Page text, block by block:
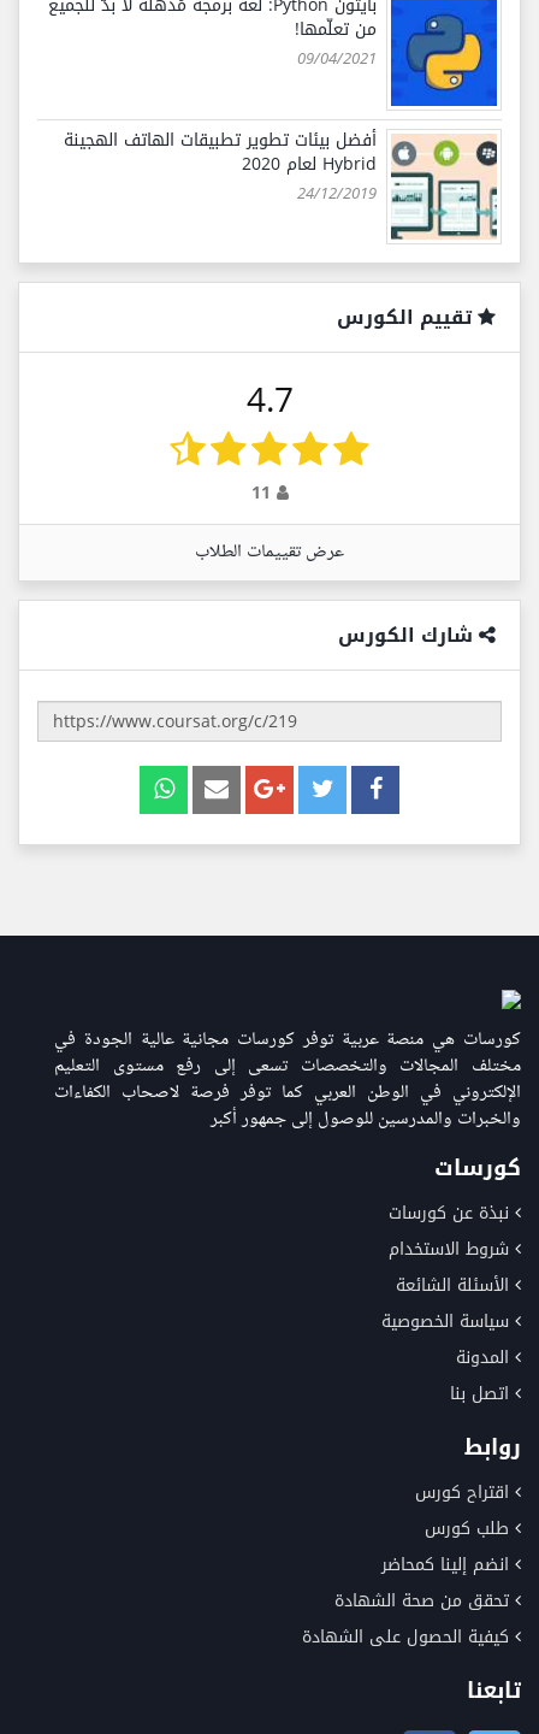
من تعلّمها!
09/04/2021
أفضل بيئات تطوير تطبيقات الهاتف الهجينة
Hybrid لعام 2020
24/12/2019
تقييم الكورس
4.7
عرض تقييمات الطلاب
شارك الكورس
كورسات هي منصة عربية توفر كورسات مجانية عالية الجودة في
مختلف المجالات والتخصصات تسعى إلى رفع مستوى التعليم
الإلكتروني في الوطن العربي كما توفر فرصة لاصحاب الكفاءات
والخبرات والمدرسين للوصول إلى جمهور أكبر
كورسات
نبذة عن كورسات
شروط الاستخدام
الأسئلة الشائعة
سياسة الخصوصية
المدونة
اتصل بنا
روابط
اقتراح كورس
طلب كورس
انضم إلينا كمحاضر
تحقق من صحة الشهادة
كيفية الحصول على الشهادة
تابعنا